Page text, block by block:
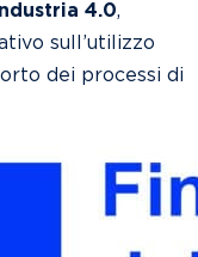
4.0,
sull’utilizzo
dei processi di